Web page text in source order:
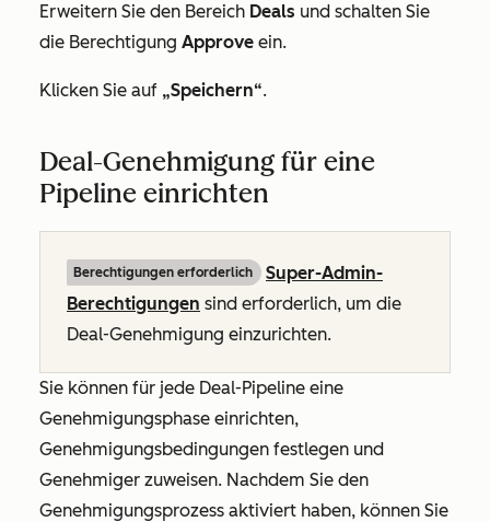
Erweitern Sie den Bereich Deals und schalten Sie
die Berechtigung Approve ein.
Klicken Sie auf „Speichern“.
Deal-Genehmigung für eine
Pipeline einrichten
Berechtigungen erforderlich
Super-Admin-
Berechtigungen sind erforderlich, um die
Deal-Genehmigung einzurichten.
Sie können für jede Deal-Pipeline eine
Genehmigungsphase einrichten,
Genehmigungsbedingungen festlegen und
Genehmiger zuweisen. Nachdem Sie den
Genehmigungsprozess aktiviert haben, können Sie